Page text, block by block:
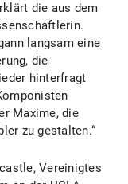
die aus dem
langsam eine
die
hinterfragt
Maxime, die
zu gestalten.“
Vereinigtes